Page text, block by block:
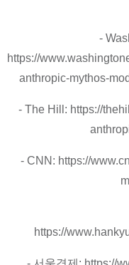
-
https://
anthropic-mythos-
- The Hill: https://
- CNN: https://
https://